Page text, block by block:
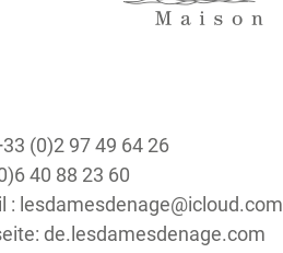
(0)2 97 49 64 26
40 88 23 60
: lesdamesdenage@icloud.com
de.lesdamesdenage.com